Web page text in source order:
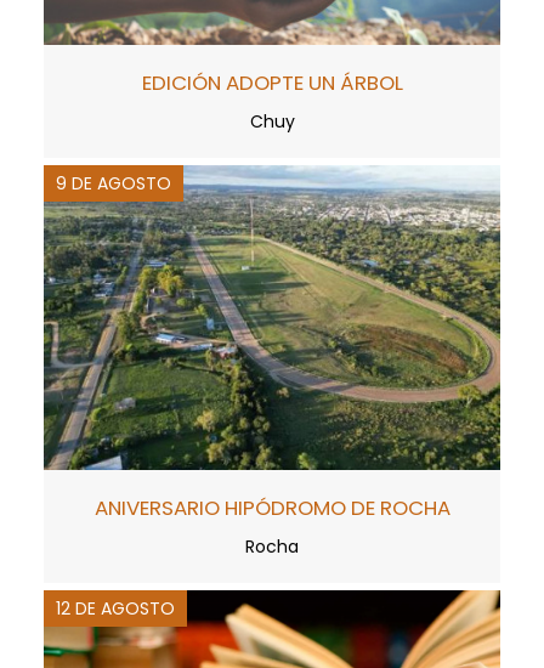
EDICIÓN ADOPTE UN ÁRBOL
Chuy
9 DE AGOSTO
ANIVERSARIO HIPÓDROMO DE ROCHA
Rocha
12 DE AGOSTO